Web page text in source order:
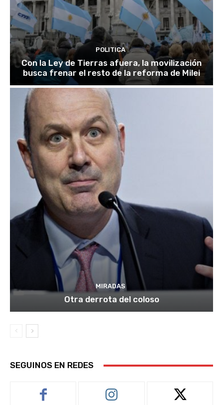
POLITICA
Con la Ley de Tierras afuera, la movilización
busca frenar el resto de la reforma de Milei
MIRADAS
Otra derrota del coloso
SEGUINOS EN REDES